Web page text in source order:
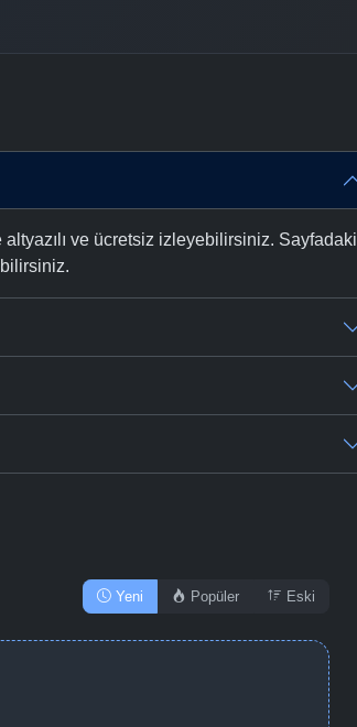
ve ücretsiz izleyebilirsiniz. Sayfadaki
Yeni Popüler Eski